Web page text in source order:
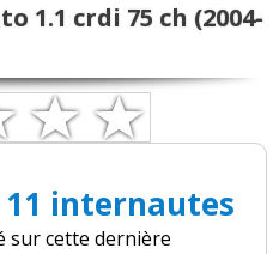
1.1 crdi 75 ch (2004-
11 internautes
sur cette dernière